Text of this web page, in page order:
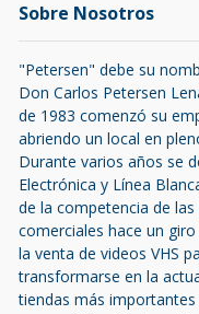
Sobre Nosotros
"Petersen" debe su
Don Carlos Petersen
de 1983 comenzó su
abriendo un local en
Durante varios años se
Electrónica y Línea
de la competencia de
comerciales hace un
la venta de videos VHS
transformarse en la
tiendas más importantes